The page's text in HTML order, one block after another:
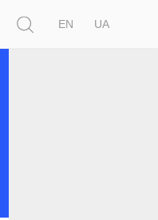
EN
UA